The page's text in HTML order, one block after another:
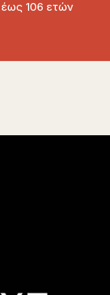
106 ετών